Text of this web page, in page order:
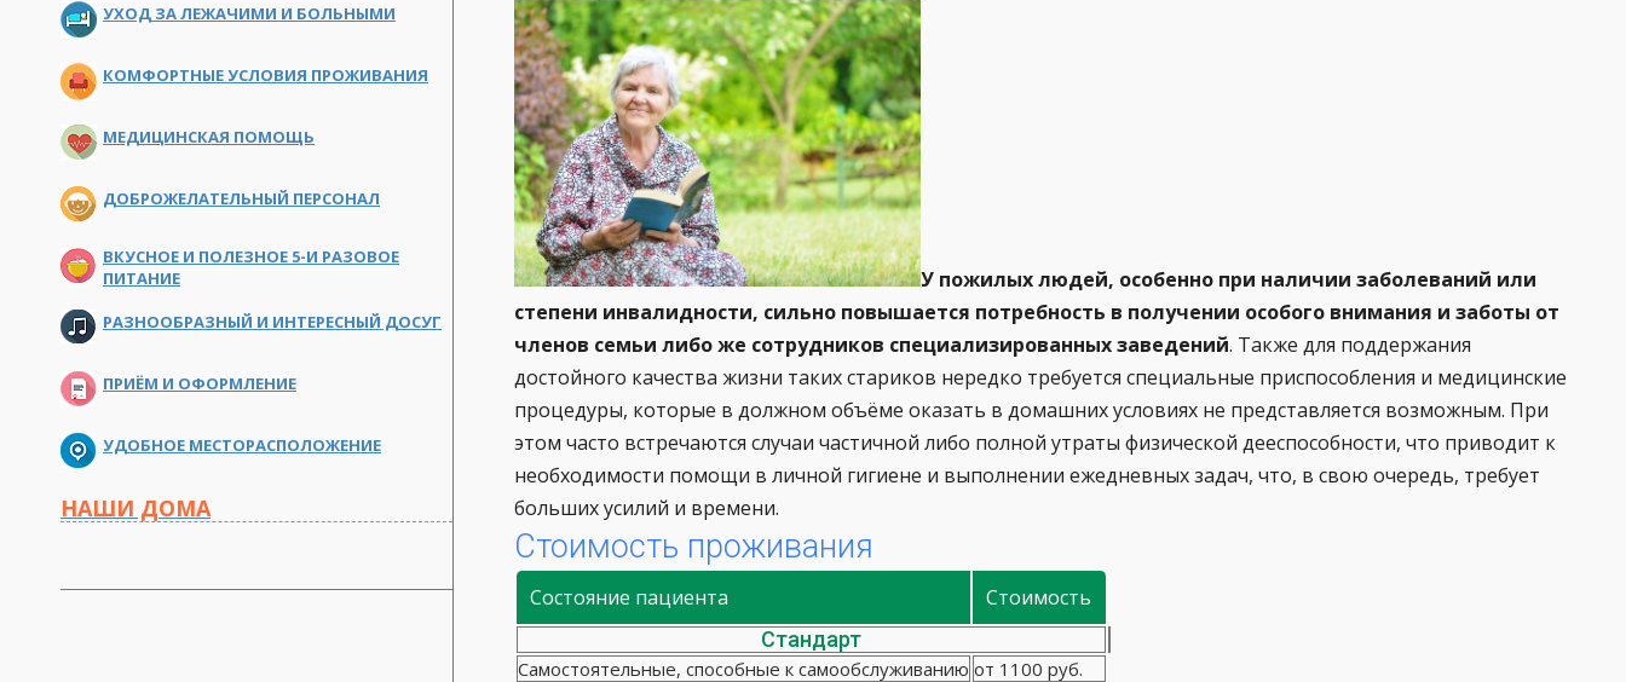
У пожилых людей, особенно при наличии заболеваний или
степени инвалидности, сильно повышается потребность в получении особого внимания и заботы от
членов семьи либо же сотрудников специализированных заведений. Также для поддержания
достойного качества жизни таких стариков нередко требуется специальные приспособления и медицинские
процедуры, которые в должном объёме оказать в домашних условиях не представляется возможным. При
этом часто встречаются случаи частичной либо полной утраты физической дееспособности, что приводит к
необходимости помощи в личной гигиене и выполнении ежедневных задач, что, в свою очередь, требует
больших усилий и времени.
Стоимость проживания
Состояние пациента Стоимость
Стандарт
Самостоятельные, способные к самообслуживанию от 1100 руб.
УХОД ЗА ЛЕЖАЧИМИ И БОЛЬНЫМИ
КОМФОРТНЫЕ УСЛОВИЯ ПРОЖИВАНИЯ
МЕДИЦИНСКАЯ ПОМОЩЬ
ДОБРОЖЕЛАТЕЛЬНЫЙ ПЕРСОНАЛ
ВКУСНОЕ И ПОЛЕЗНОЕ 5-И РАЗОВОЕ
ПИТАНИЕ
РАЗНООБРАЗНЫЙ И ИНТЕРЕСНЫЙ ДОСУГ
ПРИЁМ И ОФОРМЛЕНИЕ
УДОБНОЕ МЕСТОРАСПОЛОЖЕНИЕ
НАШИ ДОМА